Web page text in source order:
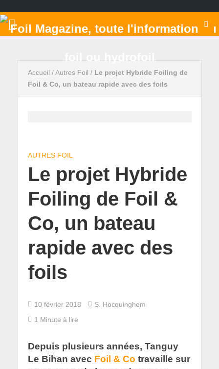
Accueil /Autres Foil / Le projet Hybride Foiling de
Foil & Co, un bateau rapide avec des foils
AUTRES FOIL
Le projet Hybride
Foiling de Foil &
Co, un bateau
rapide avec des
foils
10 février 2018
S. Hocquinghem
1 Minute à lire
Depuis plusieurs années, Tanguy
Le Bihan avec Foil & Co travaille sur